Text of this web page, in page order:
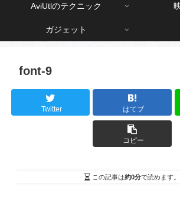
AviUtlのテクニック
ガジェット
font-9
Twitter はてブ
コピー
この記事は約0分で読めます。